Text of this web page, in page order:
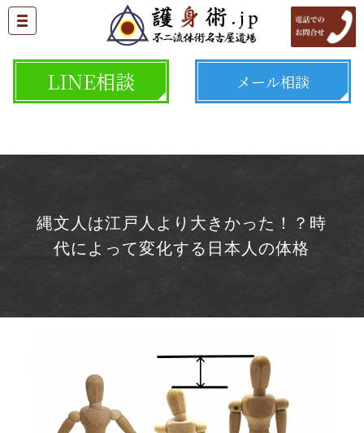
LINE相談 メール相談
縄文人は江戸人より大きかった！？時
代によって変化する日本人の体格